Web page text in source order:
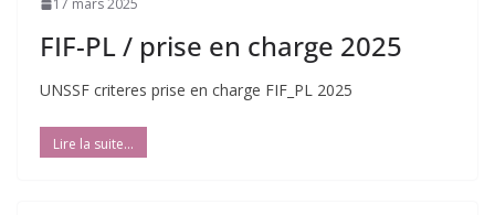
17 mars 2025
FIF-PL / prise en charge 2025
UNSSF criteres prise en charge FIF_PL 2025